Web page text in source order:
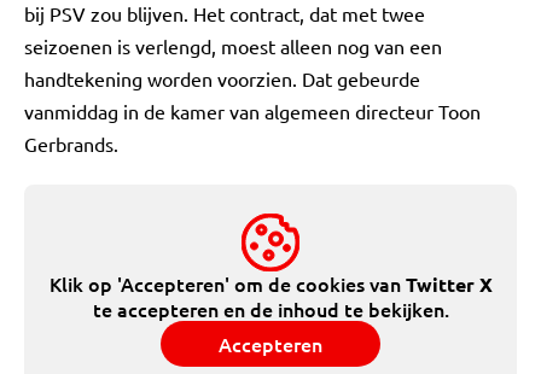
bij PSV zou blijven. Het contract, dat met twee
seizoenen is verlengd, moest alleen nog van een
handtekening worden voorzien. Dat gebeurde
vanmiddag in de kamer van algemeen directeur Toon
Gerbrands.
Klik op 'Accepteren' om de cookies vanTwitter X
te accepteren en de inhoud te bekijken.
Accepteren